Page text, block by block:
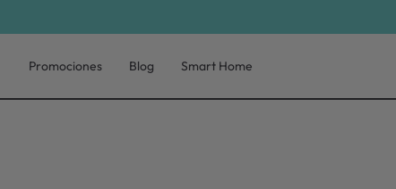
Promociones Blog Smart Home